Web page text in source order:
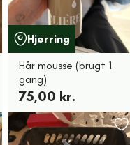
Hjørring
Hår mousse (brugt 1
gang)
75,00 kr.